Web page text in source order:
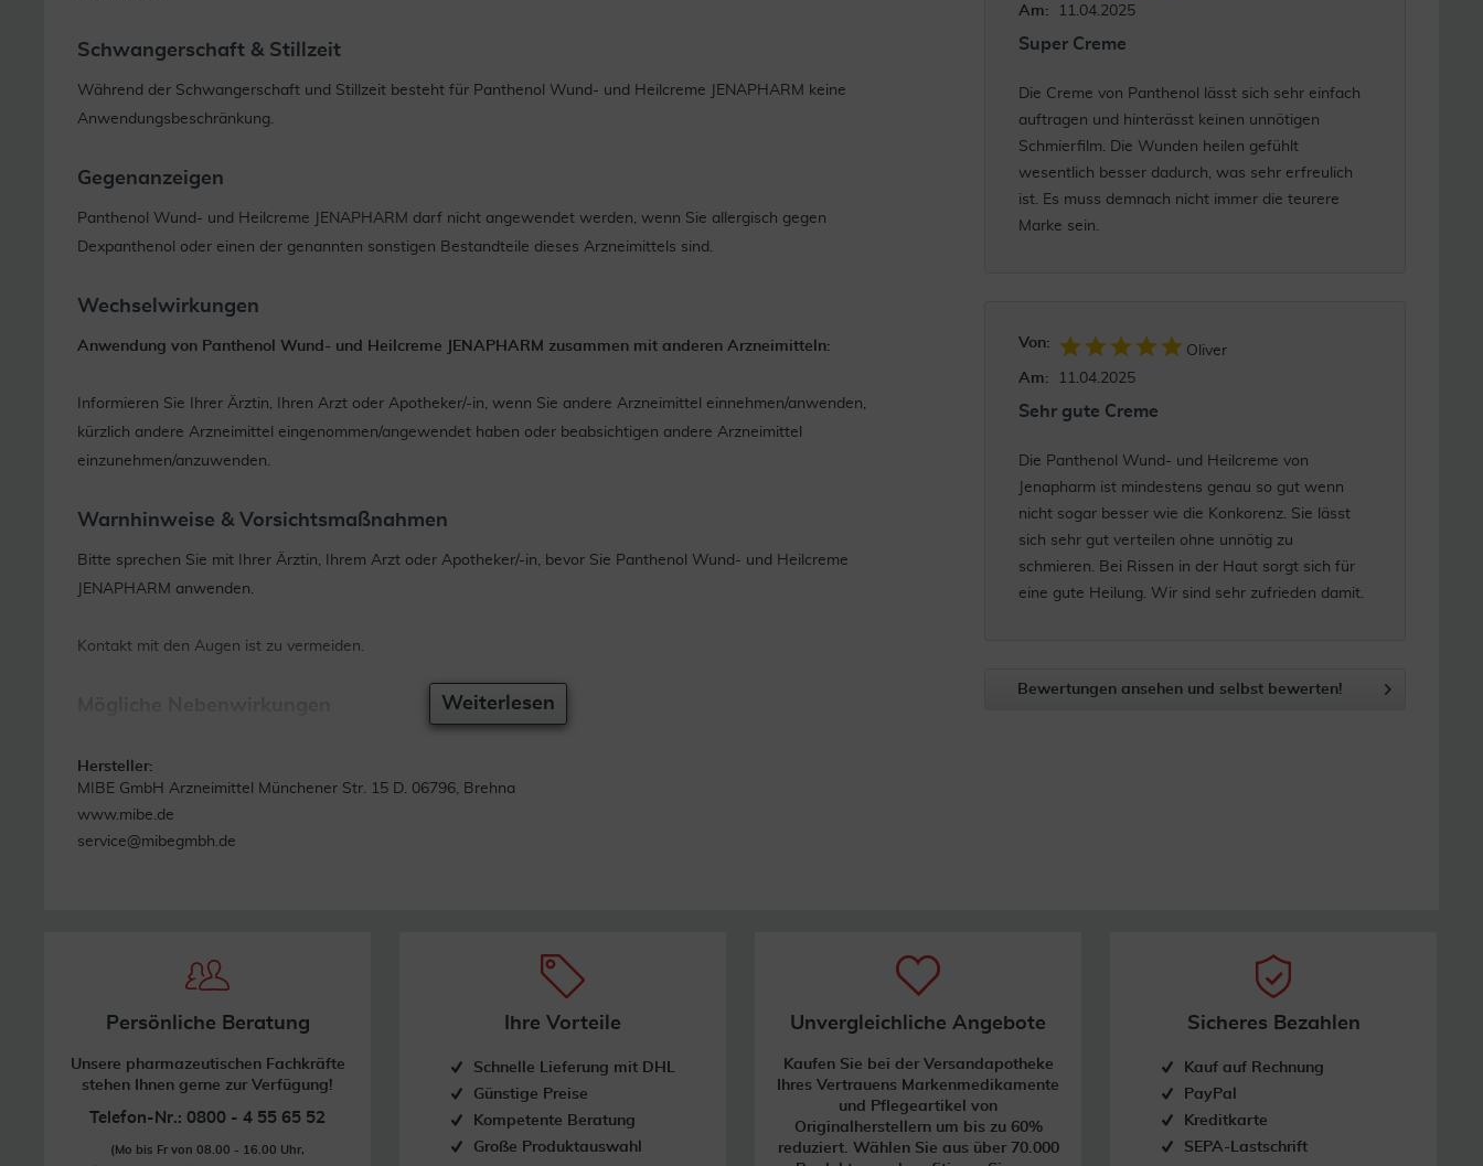
Schwangerschaft & Stillzeit
Während der Schwangerschaft und Stillzeit besteht für Panthenol Wund- und Heilcreme JENAPHARM keine
Anwendungsbeschränkung.
Gegenanzeigen
Panthenol Wund- und Heilcreme JENAPHARM darf nicht angewendet werden, wenn Sie allergisch gegen
Dexpanthenol oder einen der genannten sonstigen Bestandteile dieses Arzneimittels sind.
Wechselwirkungen
Anwendung von Panthenol Wund- und Heilcreme JENAPHARM zusammen mit anderen Arzneimitteln:
Informieren Sie Ihrer Ärztin, Ihren Arzt oder Apotheker/-in, wenn Sie andere Arzneimittel einnehmen/anwenden,
kürzlich andere Arzneimittel eingenommen/angewendet haben oder beabsichtigen andere Arzneimittel
einzunehmen/anzuwenden.
Warnhinweise & Vorsichtsmaßnahmen
Bitte sprechen Sie mit Ihrer Ärztin, Ihrem Arzt oder Apotheker/-in, bevor Sie Panthenol Wund- und Heilcreme
JENAPHARM anwenden.
Kontakt mit den Augen ist zu vermeiden.
allergische Hautreaktionen wie z. B. Kontaktdermatitis, allergische Dermatitis, Juckreiz, Rötung, Ekzem, Ausschlag,
Nicht über 25 °C lagern.
Sie dürfen dieses Arzneimittel nach dem auf der Tube und dem Umkarton nach -verwendbar bis:- angegebenen
Verfalldatum nicht mehr verwenden. Das Verfalldatum bezieht sich auf den letzten Tag des angegebenen Monats.
Weiterlesen
Hersteller:
MIBE GmbH Arzneimittel Münchener Str. 15 D. 06796, Brehna
www.mibe.de
service@mibegmbh.de
Am:
11.04.2025
Super Creme
Die Creme von Panthenol lässt sich sehr einfach
auftragen und hinterässt keinen unnötigen
Schmierfilm. Die Wunden heilen gefühlt
wesentlich besser dadurch, was sehr erfreulich
ist. Es muss demnach nicht immer die teurere
Marke sein.
Von:
Oliver
Am:
11.04.2025
Sehr gute Creme
Die Panthenol Wund- und Heilcreme von
Jenapharm ist mindestens genau so gut wenn
nicht sogar besser wie die Konkorenz. Sie lässt
sich sehr gut verteilen ohne unnötig zu
schmieren. Bei Rissen in der Haut sorgt sich für
eine gute Heilung. Wir sind sehr zufrieden damit.
Bewertungen ansehen und selbst bewerten!
Persönliche Beratung
Unsere pharmazeutischen Fachkräfte
stehen Ihnen gerne zur Verfügung!
Telefon-Nr.: 0800 - 4 55 65 52
(Mo bis Fr von 08.00 - 16.00 Uhr,
Ihre Vorteile
Schnelle Lieferung mit DHL
Günstige Preise
Kompetente Beratung
Große Produktauswahl
Unvergleichliche Angebote
Kaufen Sie bei der Versandapotheke
Ihres Vertrauens Markenmedikamente
und Pflegeartikel von
Originalherstellern um bis zu 60%
reduziert. Wählen Sie aus über 70.000
Sicheres Bezahlen
Kauf auf Rechnung
PayPal
Kreditkarte
SEPA-Lastschrift